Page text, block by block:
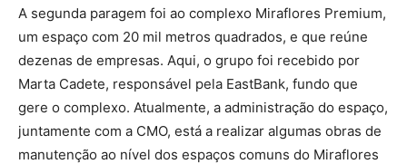
A segunda paragem foi ao complexo Miraflores Premium,
um espaço com 20 mil metros quadrados, e que reúne
dezenas de empresas. Aqui, o grupo foi recebido por
Marta Cadete, responsável pela EastBank, fundo que
gere o complexo. Atualmente, a administração do espaço,
juntamente com a CMO, está a realizar algumas obras de
manutenção ao nível dos espaços comuns do Miraflores